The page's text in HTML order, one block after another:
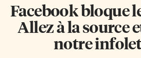
Facebook bloque
Allez à la source
notre